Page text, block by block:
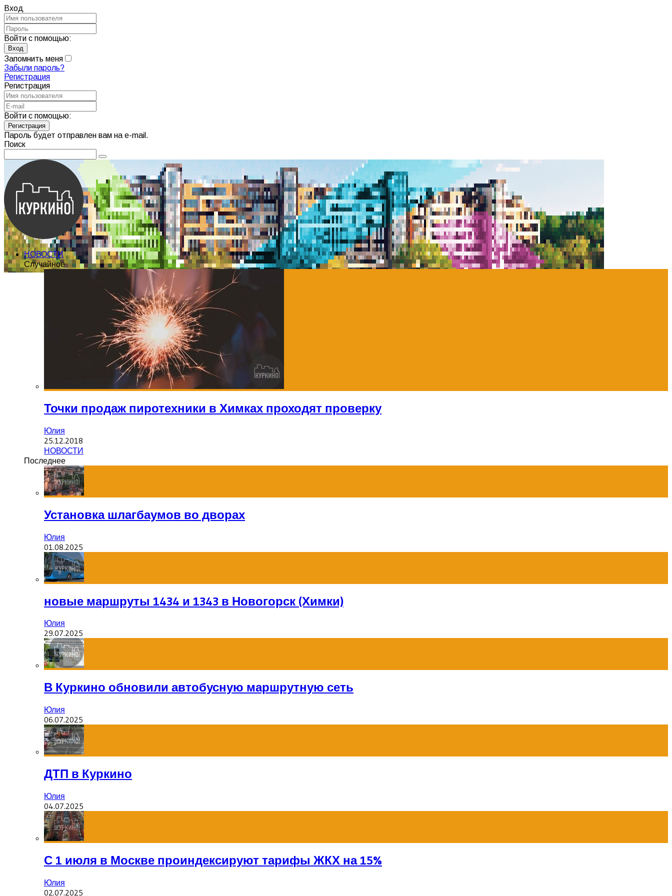
Вход
Войти с помощью:
Запомнить меня
Забыли пароль?
Регистрация
Регистрация
Войти с помощью:
Пароль будет отправлен вам на e-mail.
Поиск
НОВОСТИ
Случайное
Точки продаж пиротехники в Химках проходят проверку
Юлия
25.12.2018
НОВОСТИ
Последнее
Установка шлагбаумов во дворах
Юлия
01.08.2025
новые маршруты 1434 и 1343 в Новогорск (Химки)
Юлия
29.07.2025
В Куркино обновили автобусную маршрутную сеть
Юлия
06.07.2025
ДТП в Куркино
Юлия
04.07.2025
С 1 июля в Москве проиндексируют тарифы ЖКХ на 15%
Юлия
02.07.2025